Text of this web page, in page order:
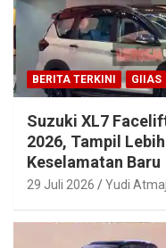
BERITA TERKINI GIIAS
Suzuki XL7
2026, Tampil
Keselamatan Baru
29 Juli 2026 Yudi